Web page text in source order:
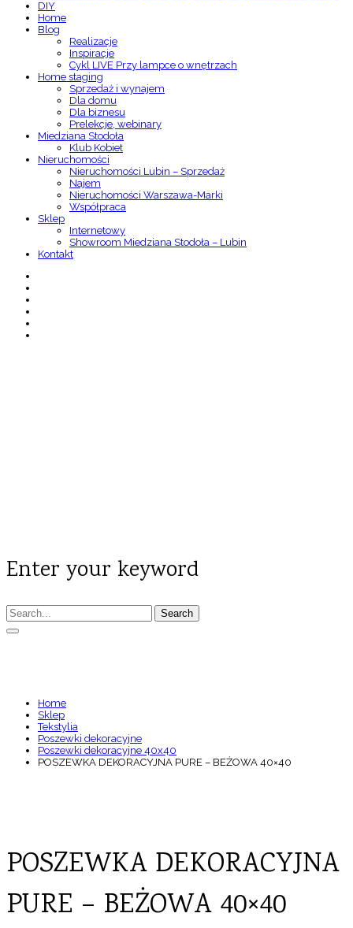
Home
Blog
Realizacje
Inspiracje
Cykl LIVE Przy lampce o wnętrzach
Home staging
Sprzedaż i wynajem
Dla domu
Dla biznesu
Prelekcje, webinary
Miedziana Stodoła
Klub Kobiet
Nieruchomości
Nieruchomości Lubin – Sprzedaż
Najem
Nieruchomości Warszawa-Marki
Współpraca
Sklep
Internetowy
Showroom Miedziana Stodoła – Lubin
Kontakt
Enter your keyword
Search
Home
Sklep
Tekstylia
Poszewki dekoracyjne
Poszewki dekoracyjne 40x40
POSZEWKA DEKORACYJNA PURE – BEŻOWA 40×40
POSZEWKA DEKORACYJNA
PURE – BEŻOWA 40×40